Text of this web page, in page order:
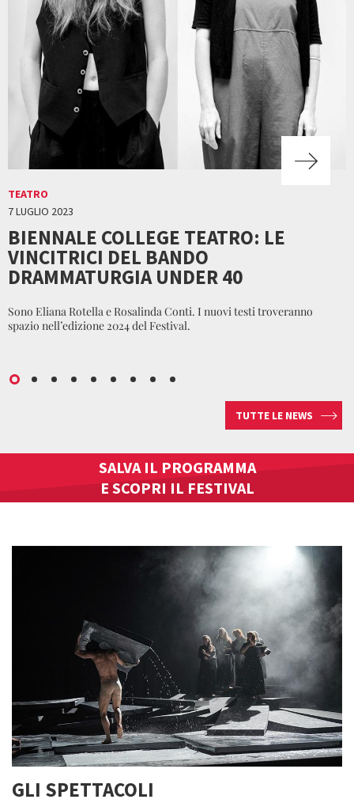
TEATRO
7 LUGLIO 2023
BIENNALE COLLEGE TEATRO: LE
VINCITRICI DEL BANDO
DRAMMATURGIA UNDER 40
Sono Eliana Rotella e Rosalinda Conti. I nuovi testi troveranno
spazio nell’edizione 2024 del Festival.
TUTTE LE NEWS
SALVA IL PROGRAMMA
E SCOPRI IL FESTIVAL
GLI SPETTACOLI